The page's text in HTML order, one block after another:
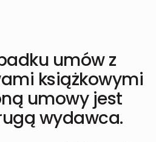
umów z
książkowymi
umowy jest
wydawca.